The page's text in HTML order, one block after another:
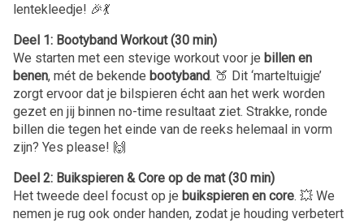
lentekleedje! 🎉💃
Deel 1: Bootyband Workout (30 min)
We starten met een stevige workout voor je billen en
benen, mét de bekende bootyband. 🍑 Dit ‘marteltuigje’
zorgt ervoor dat je bilspieren écht aan het werk worden
gezet en jij binnen no-time resultaat ziet. Strakke, ronde
billen die tegen het einde van de reeks helemaal in vorm
zijn? Yes please! 🙌
Deel 2: Buikspieren & Core op de mat (30 min)
Het tweede deel focust op je buikspieren en core. 💥 We
nemen je rug ook onder handen, zodat je houding verbetert